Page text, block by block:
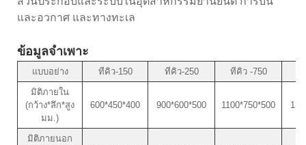
และอวกาศ และทางทะเล
ข้อมูลจำเพาะ
แบบอย่าง ทีคิว-150 ทีคิว-250 ทีคิว -750
มิติภายใน
(กว้าง*ลึก*สูง
มม.)
600*450*400 900*600*500 1100*750*500
มิติภายนอก